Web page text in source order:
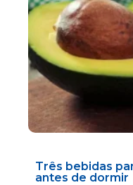
Três bebidas
antes de dormir